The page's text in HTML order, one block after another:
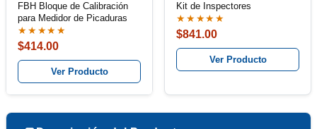
FBH Bloque de Calibración
para Medidor de Picaduras
★★★★★
$414.00
Ver Producto
Kit de Inspectores
★★★★★
$841.00
Ver Producto